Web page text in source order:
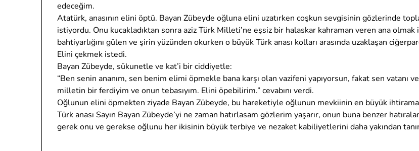
edeceğim.
Atatürk, anasının elini öptü. Bayan Zübeyde oğluna elini uzatırken coşkun sevgisinin gözlerinde
istiyordu. Onu kucakladıktan sonra aziz Türk Milleti’ne eşsiz bir halaskar kahraman veren ana
bahtiyarlığını gülen ve şirin yüzünden okurken o büyük Türk anası kolları arasında uzaklaşan
Elini çekmek istedi.
Bayan Zübeyde, sükunetle ve kat’i bir ciddiyetle:
“Ben senin ananım, sen benim elimi öpmekle bana karşı olan vazifeni yapıyorsun, fakat sen
milletin bir ferdiyim ve onun tebasıyım. Elini öpebilirim.” cevabını verdi.
Oğlunun elini öpmekten ziyade Bayan Zübeyde, bu hareketiyle oğlunun mevkiinin en büyük
Türk anası Sayın Bayan Zübeyde’yi ne zaman hatırlasam gözlerim yaşarır, onun buna benzer
gerek onu ve gerekse oğlunu her ikisinin büyük terbiye ve nezaket kabiliyetlerini daha yakından